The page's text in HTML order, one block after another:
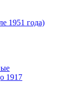
1951 года)
1917